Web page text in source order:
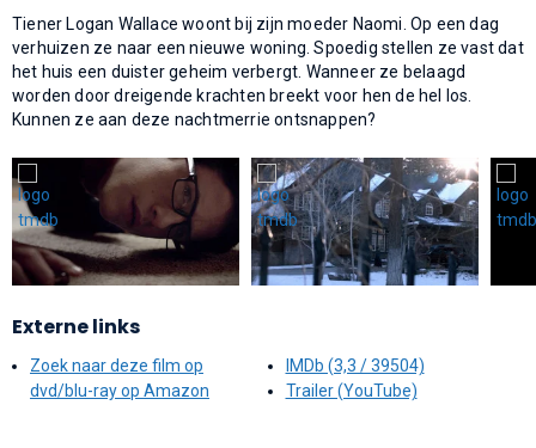
Tiener Logan Wallace woont bij zijn moeder Naomi. Op een dag
verhuizen ze naar een nieuwe woning. Spoedig stellen ze vast dat
het huis een duister geheim verbergt. Wanneer ze belaagd
worden door dreigende krachten breekt voor hen de hel los.
Kunnen ze aan deze nachtmerrie ontsnappen?
Externe links
Zoek naar deze film op
dvd/blu-ray op Amazon
IMDb (3,3 / 39504)
Trailer (YouTube)